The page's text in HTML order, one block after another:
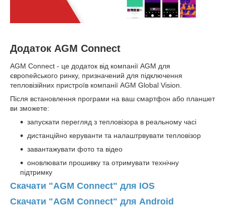
Додаток AGM Connect
AGM Connect - це додаток від компанії AGM для
європейського ринку, призначений для підключення
тепловізійних пристроїв компанії AGM Global Vision.
Після встановлення програми на ваш смартфон або планшет
ви зможете:
запускати перегляд з тепловізора в реальному часі
дистанційно керуванти та налаштрвувати тепловізор
завантажувати фото та відео
оновлювати прошивку та отримувати технічну
підтримку
Скачати "AGM Connect" для IOS
Скачати "AGM Connect" для Android